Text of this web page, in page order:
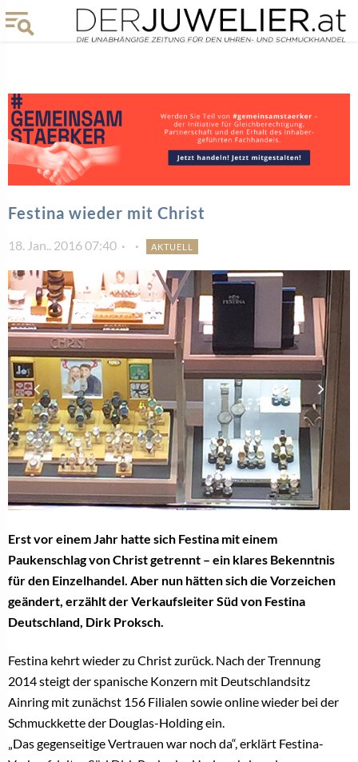
Festina wieder mit Christ
18. Jan.. 2016 07:40 AKTUELL
Erst vor einem Jahr hatte sich Festina mit einem
Paukenschlag von Christ getrennt – ein klares Bekenntnis
für den Einzelhandel. Aber nun hätten sich die Vorzeichen
geändert, erzählt der Verkaufsleiter Süd von Festina
Deutschland, Dirk Proksch.
Festina kehrt wieder zu Christ zurück. Nach der Trennung
2014 steigt der spanische Konzern mit Deutschlandsitz
Ainring mit zunächst 156 Filialen sowie online wieder bei der
Schmuckkette der Douglas-Holding ein.
„Das gegenseitige Vertrauen war noch da“, erklärt Festina-